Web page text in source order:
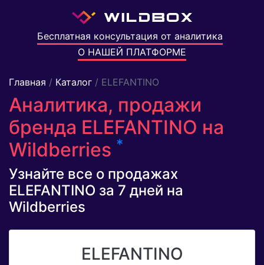
Бесплатная консультация от аналитика
О НАШЕЙ ПЛАТФОРМЕ
Главная / Каталог / ELEFANTINO
Аналитика, продажи
бренда ELEFANTINO на
Wildberries *
Узнайте все о продажах
ELEFANTINO за 7 дней на
Wildberries
ELEFANTINO